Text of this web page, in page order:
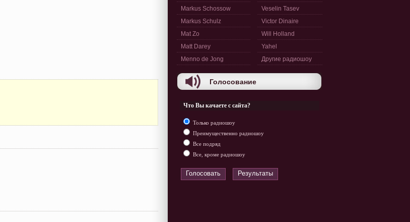
Markus Schossow
Markus Schulz
Mat Zo
Matt Darey
Menno de Jong
Veselin Tasev
Victor Dinaire
Will Holland
Yahel
Другие радиошоу
Голосование
Что Вы качаете с сайта?
Только радиошоу
Преимущественно радиошоу
Все подряд
Все, кроме радиошоу
Голосовать Результаты